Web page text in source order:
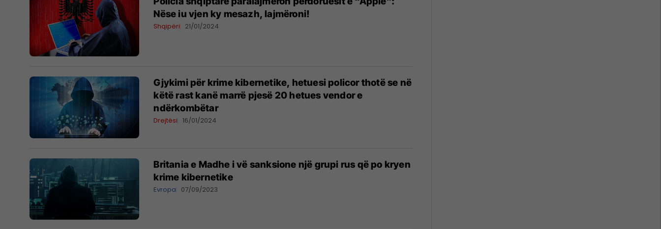
Nëse iu vjen ky mesazh, lajmëroni!
Shqipëri 21/01/2024
Gjykimi për krime kibernetike, hetuesi policor thotë se në
këtë rast kanë marrë pjesë 20 hetues vendor e
ndërkombëtar
Drejtësi 16/01/2024
Britania e Madhe i vë sanksione një grupi rus që po kryen
krime kibernetike
Evropa 07/09/2023